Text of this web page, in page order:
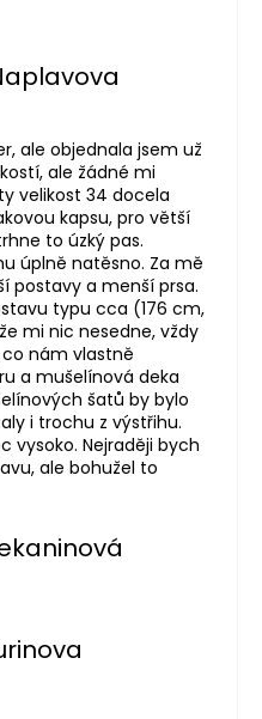
je 4 z 5 hvězdiček.
ale objednala jsem už
ale žádné mi
velikost 34 docela
kapsu, pro větší
to úzký pas.
úplně natěsno. Za mě
postavy a menší prsa.
typu cca (176 cm,
mi nic nesedne, vždy
nám vlastně
a mušelínová deka
šatů by bylo
i trochu z výstřihu.
vysoko. Nejraději bych
ale bohužel to
je 5 z 5 hvězdiček.
je 5 z 5 hvězdiček.